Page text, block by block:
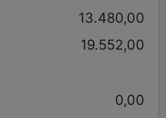
13.480,00
19.552,00
0,00